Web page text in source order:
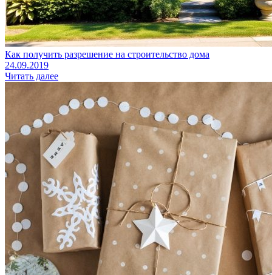
Как получить разрешение на строительство дома
24.09.2019
Читать далее